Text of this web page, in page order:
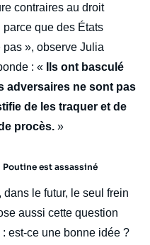
contraires au droit
parce que des États
», observe Julia
: « Ils ont basculé
adversaires ne sont pas
de les traquer et de
procès. »
Poutine est assassiné
dans le futur, le seul frein
aussi cette question
est-ce une bonne idée ?